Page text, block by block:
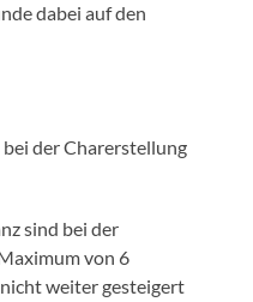
dabei auf den
der Charerstellung
sind bei der
von 6
weiter gesteigert